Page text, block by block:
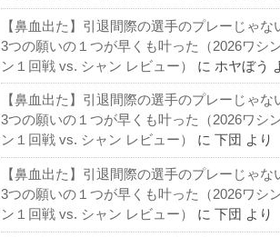
【鼻血出た】引退間際の選手のプレーじゃな
3つの願いの１つが早くも叶った（2026ワシ
ン１回戦 vs. シャン レビュー）
に ホヤぼう
【鼻血出た】引退間際の選手のプレーじゃな
3つの願いの１つが早くも叶った（2026ワシ
ン１回戦 vs. シャン レビュー）
に 下団 より
【鼻血出た】引退間際の選手のプレーじゃな
3つの願いの１つが早くも叶った（2026ワシ
ン１回戦 vs. シャン レビュー）
に 下団 より